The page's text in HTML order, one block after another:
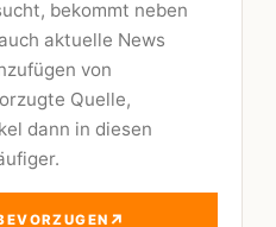
bekommt neben
aktuelle News
von
Quelle,
dann in diesen
↗